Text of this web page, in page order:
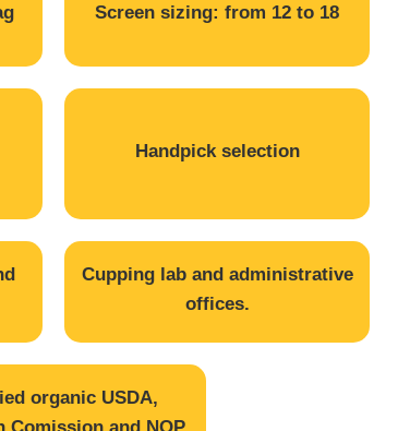
Screen sizing: from 12 to 18
Handpick selection
Cupping lab and administrative
offices.
organic USDA,